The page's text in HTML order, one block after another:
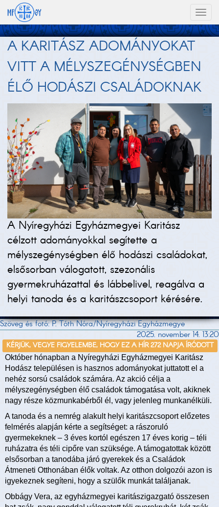
A KARITÁSZ ADOMÁNYOKAT
VITT A MÉLYSZEGÉNYSÉGBEN
ÉLŐ HODÁSZI CSALÁDOKNAK
A Nyíregyházi Egyházmegyei Karitász
célzott adományokkal segítette a
mélyszegénységben élő hodászi családokat,
elsősorban válogatott, szezonális
gyermekruházattal és lábbelivel, reagálva a
helyi tanoda és a karitászcsoport kérésére.
Szöveg és fotó: P. Tóth Nóra/Nyíregyházi Egyházmegye
2025. november 14. 13:20
KÉRJÜK, VEGYE FIGYELEMBE, HOGY EZ A HÍR 272 NAPJA ÍRÓDOTT
​Október hónapban a Nyíregyházi Egyházmegyei Karitász
Hodász településen is hasznos adományokat juttatott el a
nehéz sorsú családok számára. Az akció célja a
mélyszegénységben élő családok támogatása volt, akiknek
nagy része közmunkabérből él, vagy jelenleg munkanélküli.
​A tanoda és a nemrég alakult helyi karitászcsoport előzetes
felmérés alapján kérte a segítséget: a rászoruló
gyermekeknek – 3 éves kortól egészen 17 éves korig – téli
ruházatra és téli cipőre van szüksége. A támogatottak között
elsősorban a tanodába járó gyerekek és a Családok
Átmeneti Otthonában élők voltak. Az otthon dolgozói azon is
igyekeznek segíteni, hogy a szülők munkát találjanak.
​Obbágy Vera, az egyházmegyei karitászigazgató összesen